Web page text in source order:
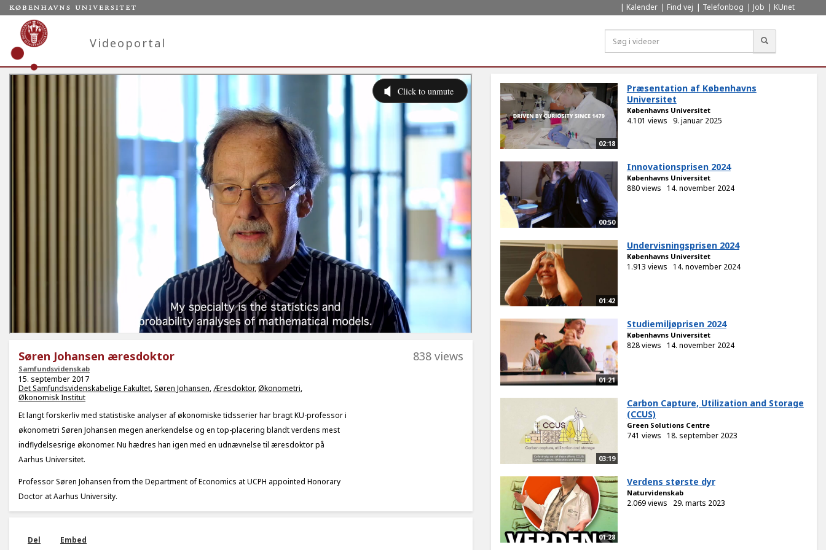
Kalender Find vej Telefonbog Job KUnet
Videoportal
Søren Johansen æresdoktor
Samfundsvidenskab
838 views
15. september 2017
Det Samfundsvidenskabelige Fakultet,Søren Johansen,Æresdoktor,Økonometri,
Økonomisk Institut
Et langt forskerliv med statistiske analyser af økonomiske tidsserier har bragt KU-professor i
økonometri Søren Johansen megen anerkendelse og en top-placering blandt verdens mest
indflydelsesrige økonomer. Nu hædres han igen med en udnævnelse til æresdoktor på
Aarhus Universitet.
Professor Søren Johansen from the Department of Economics at UCPH appointed Honorary
Doctor at Aarhus University.
Del Embed
02:18
Præsentation af Københavns
Universitet
Københavns Universitet
4.101 views 9. januar 2025
00:50
Innovationsprisen 2024
Københavns Universitet
880 views 14. november 2024
01:42
Undervisningsprisen 2024
Københavns Universitet
1.913 views 14. november 2024
01:21
Studiemiljøprisen 2024
Københavns Universitet
828 views 14. november 2024
03:19
Carbon Capture, Utilization and Storage
(CCUS)
Green Solutions Centre
741 views 18. september 2023
01:28
Verdens største dyr
Naturvidenskab
2.069 views 29. marts 2023